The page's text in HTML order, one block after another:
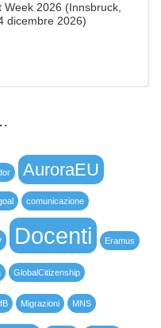
Week 2026 (Innsbruck,
dicembre 2026)
AuroraEU
comunicazione
Docenti Eramus
GlobalCitizenship
Migrazioni MNS